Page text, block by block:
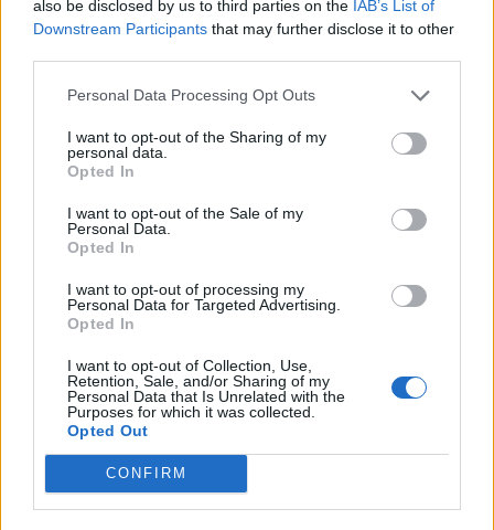
also be disclosed by us to third parties on the IAB’s List of
Downstream Participants that may further disclose it to other
Personal Data Processing Opt Outs
I want to opt-out of the Sharing of my
personal data.
Opted In
I want to opt-out of the Sale of my
Personal Data.
Opted In
I want to opt-out of processing my
Personal Data for Targeted Advertising.
Opted In
I want to opt-out of Collection, Use,
Retention, Sale, and/or Sharing of my
Personal Data that Is Unrelated with the
Purposes for which it was collected.
Opted Out
CONFIRM
+ Scouts
Biografía Ranking Fotos Foro
Añadir Letra
Biografía de Scouts
Scoutsestá en la posición466del ranking de esta
semana, su mejor puesto ha sido el
noviembre de 2022.
¿Apoyar a Scouts?